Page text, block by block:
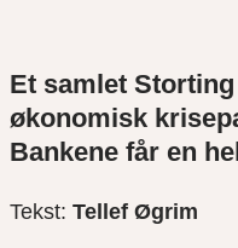
Et samlet
økonomisk
Bankene får en
Tekst: Tellef Øgrim